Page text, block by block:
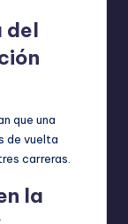
del
que una
de vuelta
carreras.
la